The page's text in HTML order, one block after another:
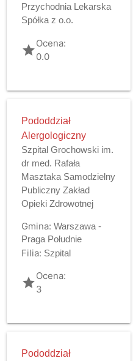
Przychodnia Lekarska
Spółka z o.o.
gradeOcena:
0.0
Pododdział
Alergologiczny
Szpital Grochowski im.
dr med. Rafała
Masztaka Samodzielny
Publiczny Zakład
Opieki Zdrowotnej
Gmina: Warszawa -
Praga Południe
Filia: Szpital
gradeOcena:
3
Pododdział